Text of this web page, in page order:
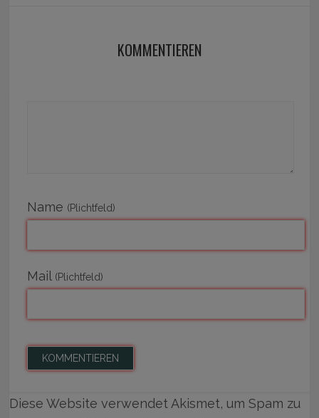
KOMMENTIEREN
Name (Plichtfeld)
Mail (Plichtfeld)
Diese Website verwendet Akismet, um Spam zu